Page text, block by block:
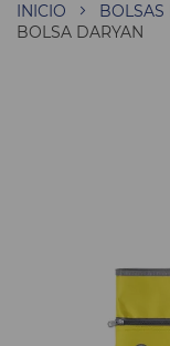
INICIO
BOLSAS
BOLSA DARYAN